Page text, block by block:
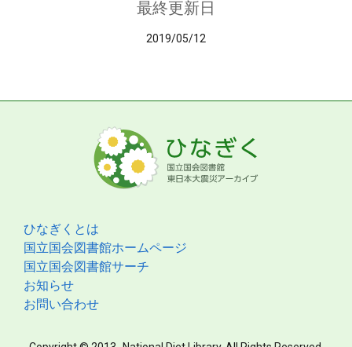
最終更新日
2019/05/12
ひなぎくとは
国立国会図書館ホームページ
国立国会図書館サーチ
お知らせ
お問い合わせ